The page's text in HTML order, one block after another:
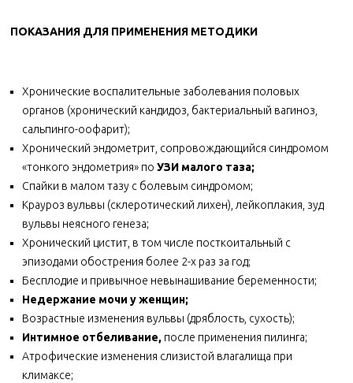
ПОКАЗАНИЯ ДЛЯ ПРИМЕНЕНИЯ МЕТОДИКИ
Хронические воспалительные заболевания половых
органов (хронический кандидоз, бактериальный вагиноз,
сальпинго-оофарит);
Хронический эндометрит, сопровождающийся синдромом
«тонкого эндометрия» поУЗИ малого таза;
Спайки в малом тазу с болевым синдромом;
Крауроз вульвы (склеротический лихен), лейкоплакия, зуд
вульвы неясного генеза;
Хронический цистит, в том числе посткоитальный с
эпизодами обострения более 2-х раз за год;
Бесплодие и привычное невынашивание беременности;
Недержание мочи у женщин;
Возрастные изменения вульвы (дряблость, сухость);
Интимное отбеливание, после применения пилинга;
Атрофические изменения слизистой влагалища при
климаксе;